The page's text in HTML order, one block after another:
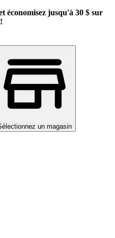
économisez jusqu'à 30 $ sur
un magasin